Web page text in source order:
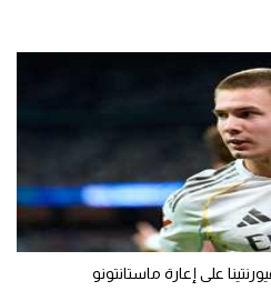
على إعارة ماستانتونو